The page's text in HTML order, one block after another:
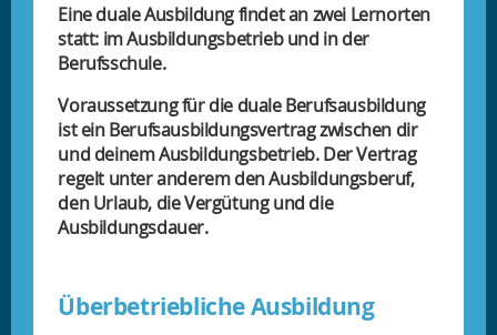
Eine duale Ausbildung findet an zwei Lernorten
statt: im Ausbildungsbetrieb und in der
Berufsschule.
Voraussetzung für die duale Berufsausbildung
ist ein Berufsausbildungsvertrag zwischen dir
und deinem Ausbildungsbetrieb. Der Vertrag
regelt unter anderem den Ausbildungsberuf,
den Urlaub, die Vergütung und die
Ausbildungsdauer.
Überbetriebliche Ausbildung